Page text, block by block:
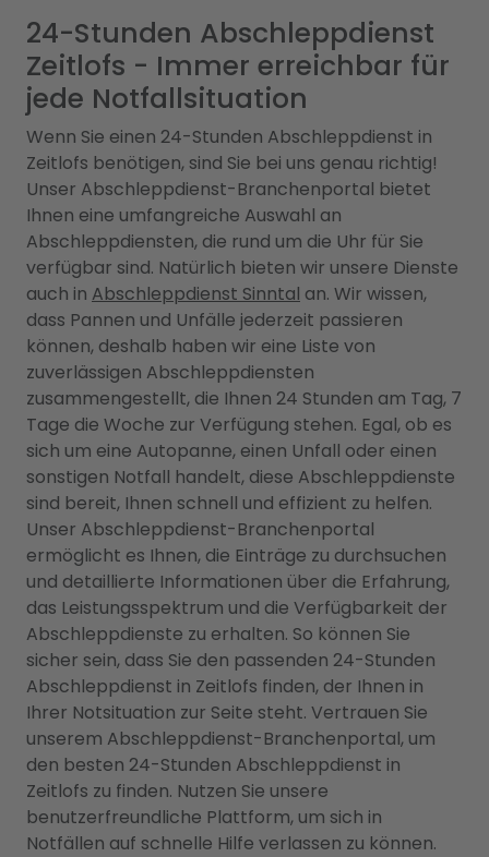
24-Stunden Abschleppdienst
Zeitlofs - Immer erreichbar für
jede Notfallsituation
Wenn Sie einen 24-Stunden Abschleppdienst in
Zeitlofs benötigen, sind Sie bei uns genau richtig!
Unser Abschleppdienst-Branchenportal bietet
Ihnen eine umfangreiche Auswahl an
Abschleppdiensten, die rund um die Uhr für Sie
verfügbar sind. Natürlich bieten wir unsere Dienste
auch in Abschleppdienst Sinntal an. Wir wissen,
dass Pannen und Unfälle jederzeit passieren
können, deshalb haben wir eine Liste von
zuverlässigen Abschleppdiensten
zusammengestellt, die Ihnen 24 Stunden am Tag, 7
Tage die Woche zur Verfügung stehen. Egal, ob es
sich um eine Autopanne, einen Unfall oder einen
sonstigen Notfall handelt, diese Abschleppdienste
sind bereit, Ihnen schnell und effizient zu helfen.
Unser Abschleppdienst-Branchenportal
ermöglicht es Ihnen, die Einträge zu durchsuchen
und detaillierte Informationen über die Erfahrung,
das Leistungsspektrum und die Verfügbarkeit der
Abschleppdienste zu erhalten. So können Sie
sicher sein, dass Sie den passenden 24-Stunden
Abschleppdienst in Zeitlofs finden, der Ihnen in
Ihrer Notsituation zur Seite steht. Vertrauen Sie
unserem Abschleppdienst-Branchenportal, um
den besten 24-Stunden Abschleppdienst in
Zeitlofs zu finden. Nutzen Sie unsere
benutzerfreundliche Plattform, um sich in
Notfällen auf schnelle Hilfe verlassen zu können.